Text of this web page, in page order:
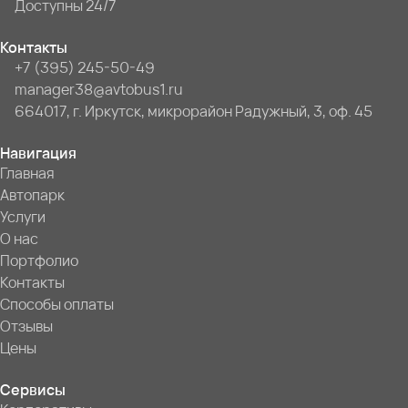
Доступны 24/7
Контакты
+7 (395) 245-50-49
manager38@avtobus1.ru
664017, г. Иркутск, микрорайон Радужный, 3, оф. 45
Навигация
Главная
Автопарк
Услуги
О нас
Портфолио
Контакты
Способы оплаты
Отзывы
Цены
Сервисы